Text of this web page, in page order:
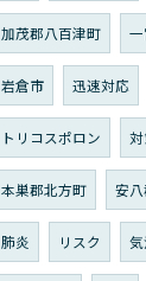
加茂郡八百津町
岩倉市 迅速対応
トリコスポロン
本巣郡北方町 安
肺炎 リスク